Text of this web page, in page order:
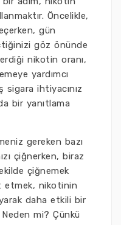
Öncelikle,
gün
göz önünde
nikotin oranı,
yardımcı
sigara ihtiyacınız
bir yanıtlama
gereken bazı
çiğnerken, biraz
çiğnemek
etmek, nikotinin
daha etkili bir
mi? Çünkü